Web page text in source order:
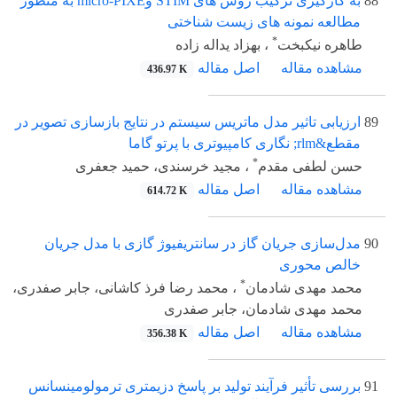
مطالعه نمونه های زیست شناختی
طاهره نیکبخت* ، بهزاد یداله زاده
مشاهده مقاله
اصل مقاله 436.97 K
89 ارزیابی تاثیر مدل ماتریس سیستم در نتایج بازسازی تصویر در
مقطع&rlm; نگاری کامپیوتری با پرتو گاما
حسن لطفی مقدم* ، مجید خرسندی، حمید جعفری
مشاهده مقاله
اصل مقاله 614.72 K
90 مدل‌سازی جریان گاز در سانتریفیوژ گازی با مدل جریان
خالص محوری
محمد مهدی شادمان* ، محمد رضا فرذ کاشانی، جابر صفدری،
محمد مهدی شادمان، جابر صفدری
مشاهده مقاله
اصل مقاله 356.38 K
91 بررسی تأثیر فرآیند تولید بر پاسخ دزیمتری ترمولومینسانس